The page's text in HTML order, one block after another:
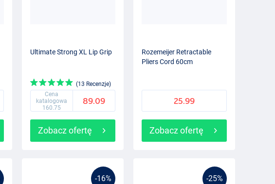
Ultimate Strong XL Lip Grip
(13 Recenzje)
Cena
katalogowa
160.75
89.09
Zobacz ofertę
Rozemeijer Retractable
Pliers Cord 60cm
25.99
Zobacz ofertę
-16% -25%